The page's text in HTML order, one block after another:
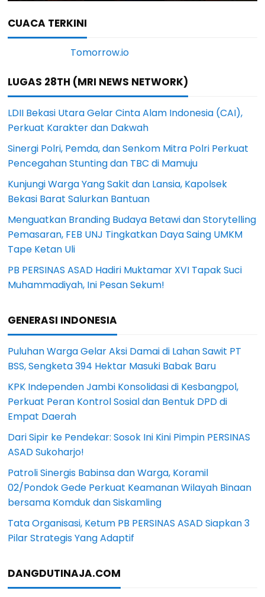
CUACA TERKINI
LUGAS 28TH (MRI NEWS NETWORK)
LDII Bekasi Utara Gelar Cinta Alam Indonesia (CAI),
Perkuat Karakter dan Dakwah
Sinergi Polri, Pemda, dan Senkom Mitra Polri Perkuat
Pencegahan Stunting dan TBC di Mamuju
Kunjungi Warga Yang Sakit dan Lansia, Kapolsek
Bekasi Barat Salurkan Bantuan
Menguatkan Branding Budaya Betawi dan Storytelling
Pemasaran, FEB UNJ Tingkatkan Daya Saing UMKM
Tape Ketan Uli
PB PERSINAS ASAD Hadiri Muktamar XVI Tapak Suci
Muhammadiyah, Ini Pesan Sekum!
GENERASI INDONESIA
Puluhan Warga Gelar Aksi Damai di Lahan Sawit PT
BSS, Sengketa 394 Hektar Masuki Babak Baru
KPK Independen Jambi Konsolidasi di Kesbangpol,
Perkuat Peran Kontrol Sosial dan Bentuk DPD di
Empat Daerah
Dari Sipir ke Pendekar: Sosok Ini Kini Pimpin PERSINAS
ASAD Sukoharjo!
Patroli Sinergis Babinsa dan Warga, Koramil
02/Pondok Gede Perkuat Keamanan Wilayah Binaan
bersama Komduk dan Siskamling
Tata Organisasi, Ketum PB PERSINAS ASAD Siapkan 3
Pilar Strategis Yang Adaptif
DANGDUTINAJA.COM